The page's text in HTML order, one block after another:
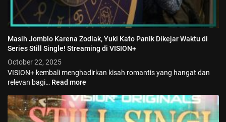
Masih Jomblo Karena Zodiak, Yuki Kato Panik Dikejar Waktu di
Series Still Single! Streaming di VISION+
October 22, 2025
VISION+ kembali menghadirkan kisah romantis yang hangat dan
relevan bagi… Read more